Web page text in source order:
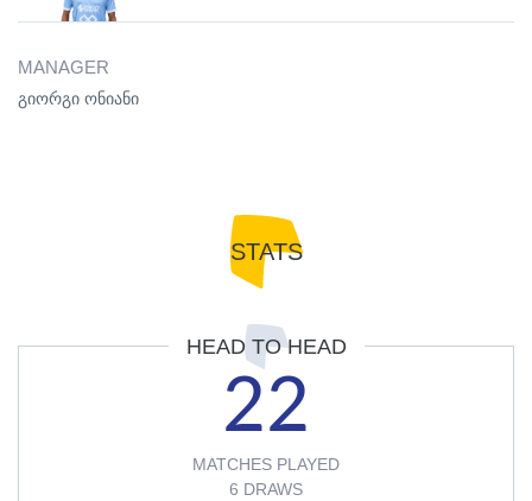
MANAGER
გიორგი ონიანი
STATS
HEAD TO HEAD
22
MATCHES PLAYED
6 DRAWS